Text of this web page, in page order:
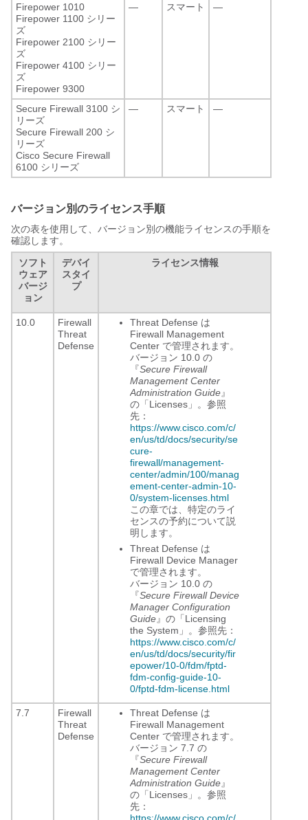
Firepower 1010
Firepower 1100 シリー
ズ
Firepower 2100 シリー
ズ
Firepower 4100 シリー
ズ
Firepower 9300
— スマート —
Secure Firewall 3100 シ
リーズ
Secure Firewall 200 シ
リーズ
Cisco Secure Firewall
6100 シリーズ
— スマート —
バージョン別のライセンス手順
次の表を使用して、バージョン別の機能ライセンスの手順を
確認します。
ソフト
ウェア
バージ
ョン
デバイ
スタイ
プ
ライセンス情報
10.0
Firewall
Threat
Defense
Threat Defense は
Firewall Management
Center で管理されます。
バージョン 10.0 の
『Secure Firewall
Management Center
Administration Guide』
の「Licenses」。参照
先：
https://www.cisco.com/c/
en/us/td/docs/security/se
cure-
firewall/management-
center/admin/100/manag
ement-center-admin-10-
0/system-licenses.html
この章では、特定のライ
センスの予約について説
明します。
Threat Defense は
Firewall Device Manager
で管理されます。
バージョン 10.0 の
『Secure Firewall Device
Manager Configuration
Guide』の「Licensing
the System」。参照先：
https://www.cisco.com/c/
en/us/td/docs/security/fir
epower/10-0/fdm/fptd-
fdm-config-guide-10-
0/fptd-fdm-license.html
7.7
Firewall
Threat
Defense
Threat Defense は
Firewall Management
Center で管理されます。
バージョン 7.7 の
『Secure Firewall
Management Center
Administration Guide』
の「Licenses」。参照
先：